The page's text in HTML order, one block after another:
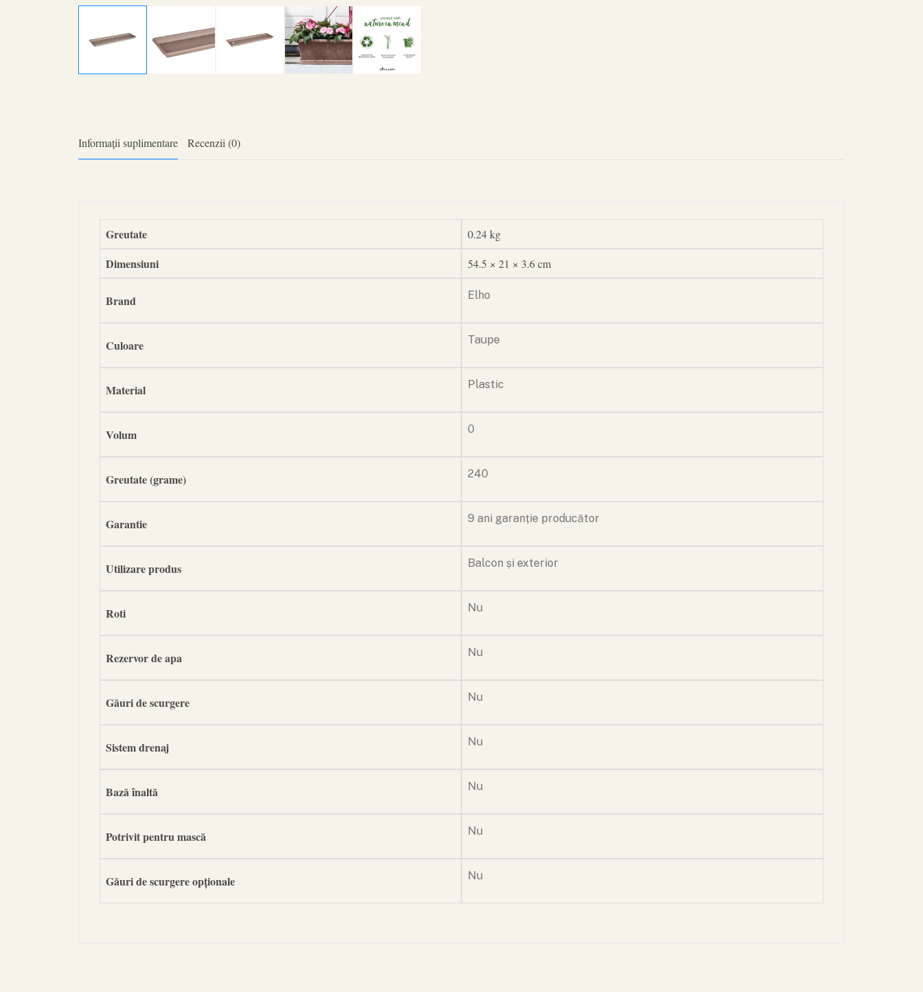
Informații suplimentare Recenzii (0)
Greutate 0.24 kg
Dimensiuni 54.5 × 21 × 3.6 cm
Brand Elho
Culoare Taupe
Material Plastic
Volum 0
Greutate (grame) 240
Garantie 9 ani garanție producător
Utilizare produs Balcon și exterior
Roti Nu
Rezervor de apa Nu
Găuri de scurgere Nu
Sistem drenaj Nu
Bază înaltă Nu
Potrivit pentru mască Nu
Găuri de scurgere opționale Nu